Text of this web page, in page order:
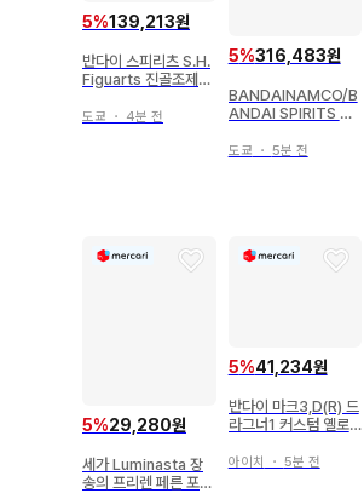
5%139,213원
반다이 스피리츠 S.H.
Figuarts 진골조제법
더 신1호 영광의 쇼와
도쿄 ・ 4분 전
5%316,483원
BANDAINAMCO/B
ANDAI SPIRITS 성
미 쿠루마다 페가수스
도쿄 ・ 5분 전
5%29,280원
세가 Luminasta 장
송의 프리렌 페른 포리
5%41,234원
반다이 마크3,D(R) 드
라그너1 커스텀 옐로
아이치 ・ 5분 전